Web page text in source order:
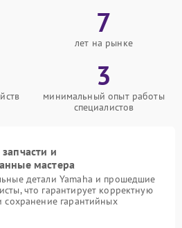
7
лет на рынке
3
минимальный опыт работы
специалистов
и
мастера
детали Yamaha и прошедшие
что гарантирует корректную
сохранение гарантийных